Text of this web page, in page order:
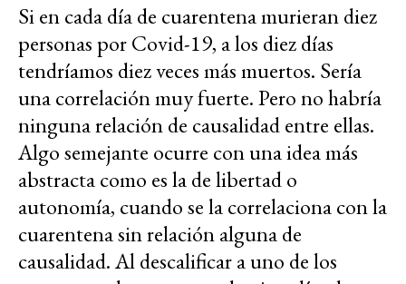
Si en cada día de cuarentena murieran diez
personas por Covid-19, a los diez días
tendríamos diez veces más muertos. Sería
una correlación muy fuerte. Pero no habría
ninguna relación de causalidad entre ellas.
Algo semejante ocurre con una idea más
abstracta como es la de libertad o
autonomía, cuando se la correlaciona con la
cuarentena sin relación alguna de
causalidad. Al descalificar a uno de los